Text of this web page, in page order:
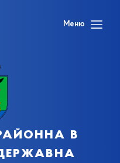
Меню
в